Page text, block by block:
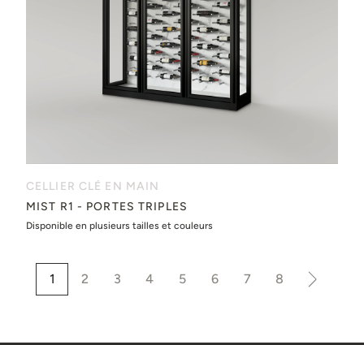
CELLIER CLÉ EN MAIN
MIST R1 - PORTES TRIPLES
Disponible en plusieurs tailles et couleurs
1 2 3 4 5 6 7 8